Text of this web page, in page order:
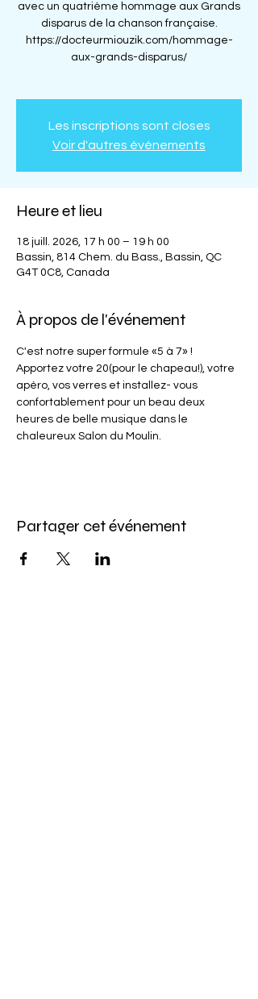
avec un quatrième hommage aux Grands
disparus de la chanson française.
https://docteurmiouzik.com/hommage-
aux-grands-disparus/
Les inscriptions sont closes
Voir d'autres événements
Heure et lieu
18 juill. 2026, 17 h 00 – 19 h 00
Bassin, 814 Chem. du Bass., Bassin, QC
G4T 0C8, Canada
À propos de l'événement
C'est notre super formule «5 à 7» !
Apportez votre 20(pour le chapeau!), votre
apéro, vos verres et installez- vous
confortablement pour un beau deux
heures de belle musique dans le
chaleureux Salon du Moulin.
Partager cet événement